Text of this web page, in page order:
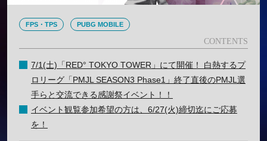
FPS・TPS PUBG MOBILE
7/1(土)「RED° TOKYO TOWER」にて開催！ 白熱するプ
ロリーグ「PMJL SEASON3 Phase1」終了直後のPMJL選
手らと交流できる感謝祭イベント！！
イベント観覧参加希望の方は、6/27(火)締切迄にご応募
を！